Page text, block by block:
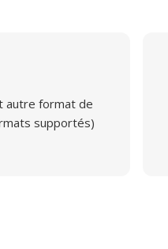
autre format de
supportés)